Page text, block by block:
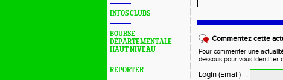
INFOS CLUBS
BOURSE
DÉPARTEMENTALE
HAUT NIVEAU
REPORTER
Commentez cette
Pour commenter une
dessous pour vous identifier
Login (Email)
: